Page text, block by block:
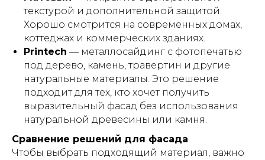
текстурой и дополнительной защитой.
Хорошо смотрится на современных домах,
коттеджах и коммерческих зданиях.
Printech — металлосайдинг с фотопечатью
под дерево, камень, травертин и другие
натуральные материалы. Это решение
подходит для тех, кто хочет получить
выразительный фасад без использования
натуральной древесины или камня.
Сравнение решений для фасада
Чтобы выбрать подходящий материал, важно